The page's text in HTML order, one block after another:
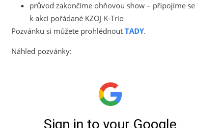
průvod zakončíme ohňovou show – připojíme se
k akci pořádané KZOJ K-Trio
Pozvánku si můžete prohlédnout TADY.
Náhled pozvánky: